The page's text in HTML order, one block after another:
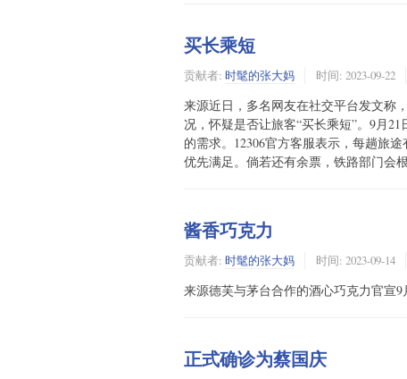
买长乘短
贡献者: 时髦的张大妈 时间: 2023-09-22
来源近日，多名网友在社交平台发文称
况，怀疑是否让旅客“买长乘短”。9月
的需求。12306官方客服表示，每趟旅
优先满足。倘若还有余票，铁路部门会
酱香巧克力
贡献者: 时髦的张大妈 时间: 2023-09-14
来源德芙与茅台合作的酒心巧克力官宣9
正式确诊为蔡国庆